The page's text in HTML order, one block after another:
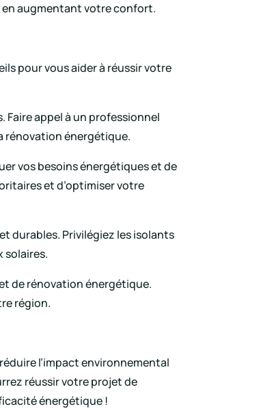
augmentant votre confort.
pour vous aider à réussir votre
appel à un professionnel
rénovation énergétique.
vos besoins énergétiques et de
et d’optimiser votre
durables. Privilégiez les isolants
solaires.
de rénovation énergétique.
région.
l’impact environnemental
réussir votre projet de
énergétique !